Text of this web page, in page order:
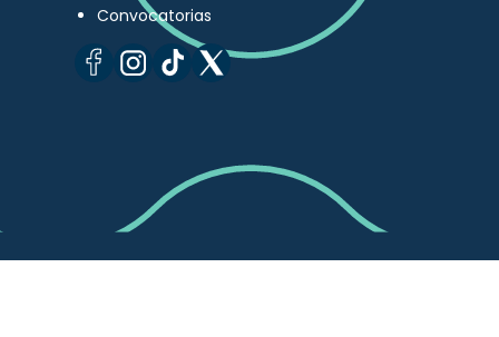
Convocatorias